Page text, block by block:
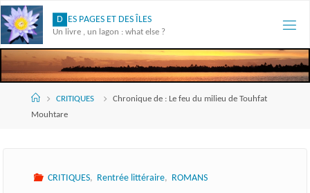
Skip
to
content
D ES PAGES ET DES ÎLES
Un livre , un lagon : what else ?
AccueilCRITIQUES
Chronique de : Le feu du milieu de Touhfat
Mouhtare
CRITIQUES, Rentrée littéraire, ROMANS